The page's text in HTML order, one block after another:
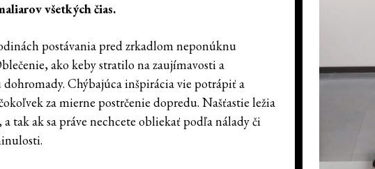
všetkých čias.
postávania pred zrkadlom neponúknu
ako keby stratilo na zaujímavosti a
Chýbajúca inšpirácia vie potrápiť a
za mierne postrčenie dopredu. Našťastie ležia
a tak ak sa práve nechcete obliekať podľa nálady či